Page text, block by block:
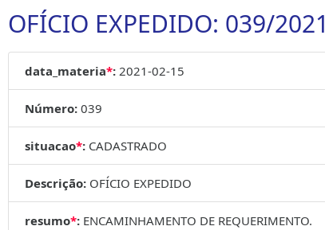
OFÍCIO EXPEDIDO: 039/2021
data_materia*: 2021-02-15
Número: 039
situacao*: CADASTRADO
Descrição: OFÍCIO EXPEDIDO
resumo*: ENCAMINHAMENTO DE REQUERIMENTO.